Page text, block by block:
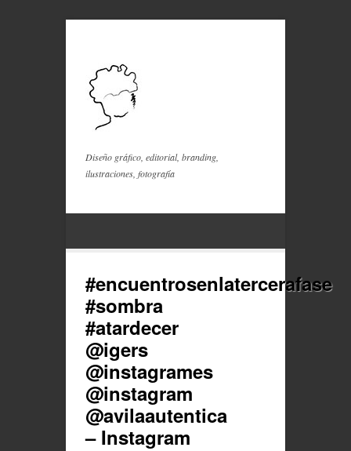
Diseño gráfico, editorial, branding,
ilustraciones, fotografía
#encuentrosenlatercerafase
#sombra
#atardecer
@igers
@instagrames
@instagram
@avilaautentica
– Instagram